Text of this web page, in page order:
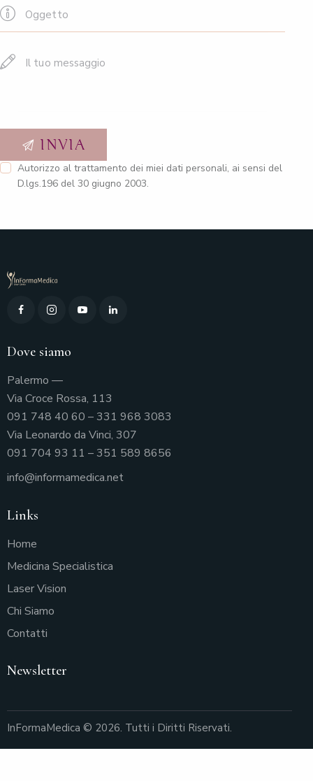
Autorizzo al trattamento dei miei dati personali, ai sensi del
D.lgs.196 del 30 giugno 2003.
Dove siamo
Palermo —
Via Croce Rossa, 113
091 748 40 60 – 331 968 3083
Via Leonardo da Vinci, 307
091 704 93 11 – 351 589 8656
info@informamedica.net
Links
Home
Medicina Specialistica
Laser Vision
Chi Siamo
Contatti
Newsletter
InFormaMedica © 2026. Tutti i Diritti Riservati.